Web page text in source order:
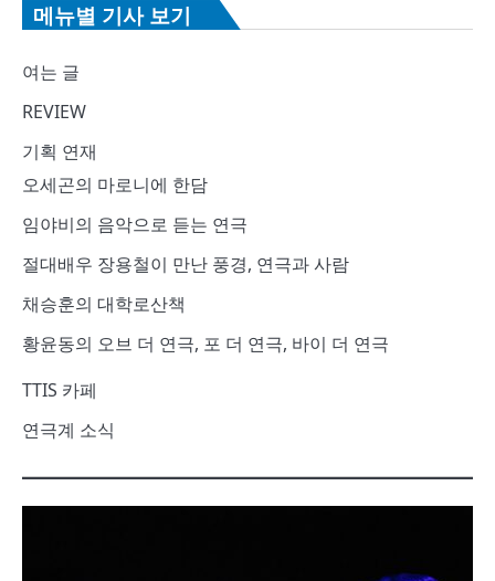
메뉴별 기사 보기
여는 글
REVIEW
기획 연재
오세곤의 마로니에 한담
임야비의 음악으로 듣는 연극
절대배우 장용철이 만난 풍경, 연극과 사람
채승훈의 대학로산책
황윤동의 오브 더 연극, 포 더 연극, 바이 더 연극
TTIS 카페
연극계 소식